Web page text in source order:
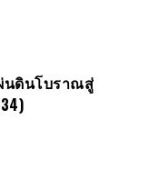
นดินโบราณสู่